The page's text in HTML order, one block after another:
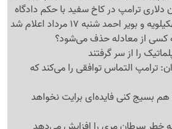
احمد شنبه 17 مرداد اعلام شد
از معادله حذف می‌شود؟
را از سر گرفتند
ترامپ التماس توافقی را می‌کند که
بسیج کنی فایده‌ای برایت نخواهد